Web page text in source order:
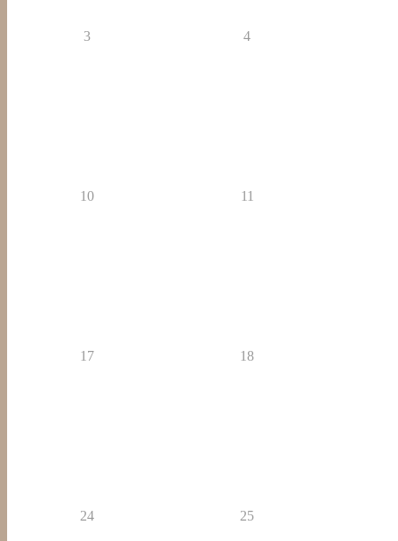
3 4
10 11
17 18
24 25